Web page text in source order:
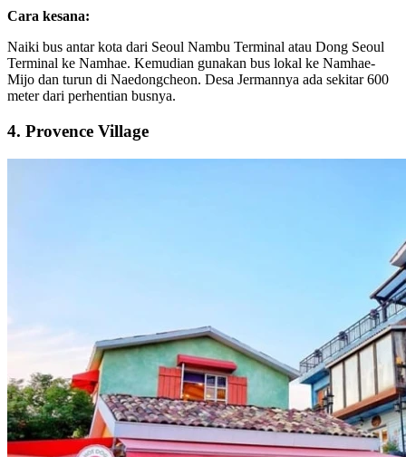
Cara kesana:
Naiki bus antar kota dari Seoul Nambu Terminal atau Dong Seoul
Terminal ke Namhae. Kemudian gunakan bus lokal ke Namhae-
Mijo dan turun di Naedongcheon. Desa Jermannya ada sekitar 600
meter dari perhentian busnya.
4. Provence Village